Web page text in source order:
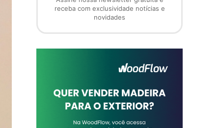
receba com exclusividade notícias e
novidades